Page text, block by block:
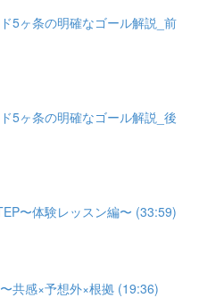
5ヶ条の明確なゴール解説_前
5ヶ条の明確なゴール解説_後
〜体験レッスン編〜 (33:59)
共感×予想外×根拠 (19:36)